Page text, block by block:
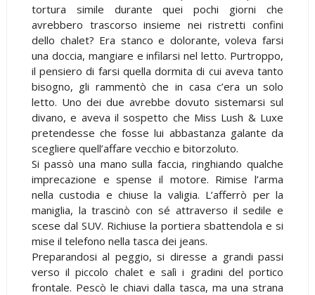
tortura simile durante quei pochi giorni che
avrebbero trascorso insieme nei ristretti confini
dello chalet? Era stanco e dolorante, voleva farsi
una doccia, mangiare e infilarsi nel letto. Purtroppo,
il pensiero di farsi quella dormita di cui aveva tanto
bisogno, gli rammentò che in casa c’era un solo
letto. Uno dei due avrebbe dovuto sistemarsi sul
divano, e aveva il sospetto che Miss Lush & Luxe
pretendesse che fosse lui abbastanza galante da
scegliere quell’affare vecchio e bitorzoluto.
Si passò una mano sulla faccia, ringhiando qualche
imprecazione e spense il motore. Rimise l’arma
nella custodia e chiuse la valigia. L’afferrò per la
maniglia, la trascinò con sé attraverso il sedile e
scese dal SUV. Richiuse la portiera sbattendola e si
mise il telefono nella tasca dei jeans.
Preparandosi al peggio, si diresse a grandi passi
verso il piccolo chalet e salì i gradini del portico
frontale. Pescò le chiavi dalla tasca, ma una strana